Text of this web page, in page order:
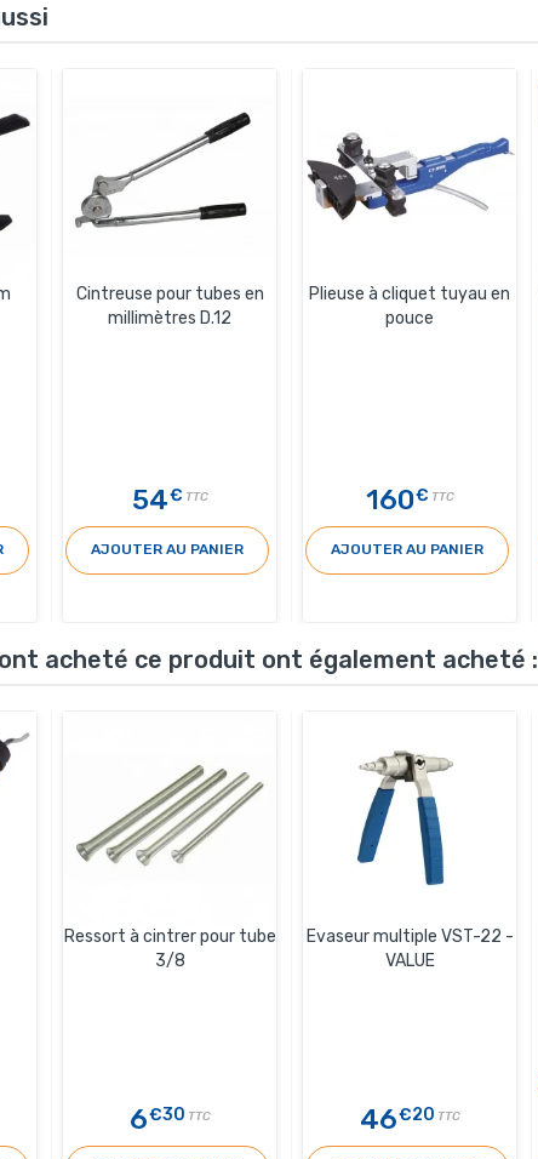
Cintreuse pour tubes en
millimètres D.12
54€ TTC
AJOUTER AU PANIER
Plieuse à cliquet tuyau en
pouce
160€ TTC
AJOUTER AU PANIER
acheté ce produit ont également acheté :
Ressort à cintrer pour tube
3/8
6€30 TTC
Evaseur multiple VST-22 -
VALUE
46€20 TTC